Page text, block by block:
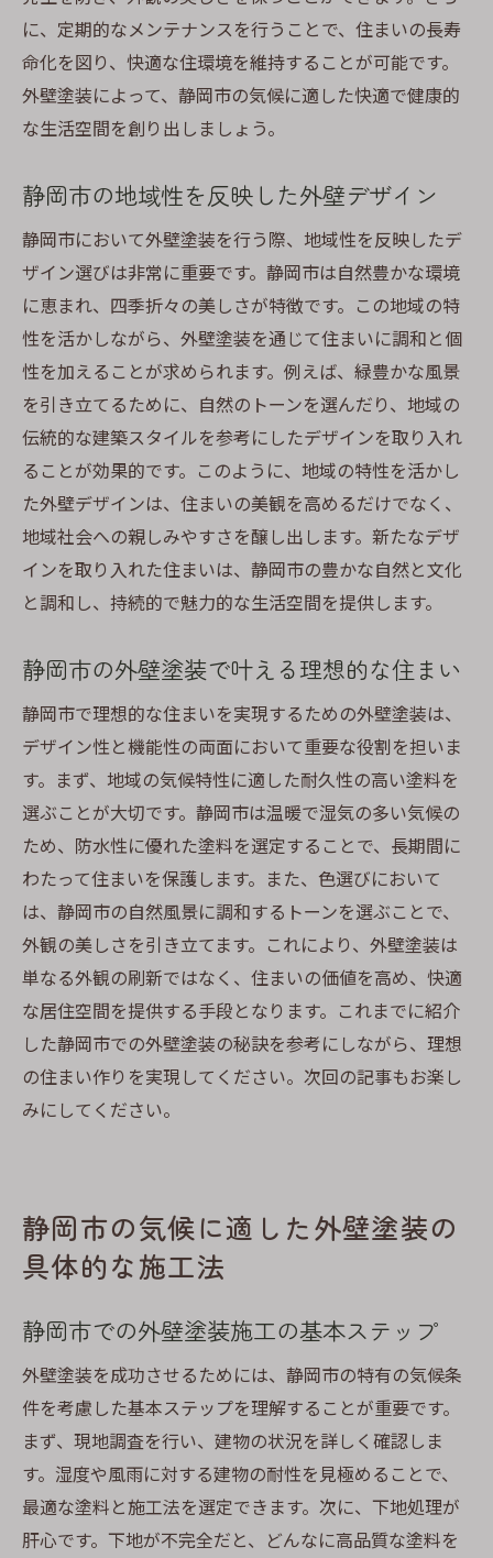
に、定期的なメンテナンスを行うことで、住まいの長寿
命化を図り、快適な住環境を維持することが可能です。
外壁塗装によって、静岡市の気候に適した快適で健康的
な生活空間を創り出しましょう。
静岡市の地域性を反映した外壁デザイン
静岡市において外壁塗装を行う際、地域性を反映したデ
ザイン選びは非常に重要です。静岡市は自然豊かな環境
に恵まれ、四季折々の美しさが特徴です。この地域の特
性を活かしながら、外壁塗装を通じて住まいに調和と個
性を加えることが求められます。例えば、緑豊かな風景
を引き立てるために、自然のトーンを選んだり、地域の
伝統的な建築スタイルを参考にしたデザインを取り入れ
ることが効果的です。このように、地域の特性を活かし
た外壁デザインは、住まいの美観を高めるだけでなく、
地域社会への親しみやすさを醸し出します。新たなデザ
インを取り入れた住まいは、静岡市の豊かな自然と文化
と調和し、持続的で魅力的な生活空間を提供します。
静岡市の外壁塗装で叶える理想的な住まい
静岡市で理想的な住まいを実現するための外壁塗装は、
デザイン性と機能性の両面において重要な役割を担いま
す。まず、地域の気候特性に適した耐久性の高い塗料を
選ぶことが大切です。静岡市は温暖で湿気の多い気候の
ため、防水性に優れた塗料を選定することで、長期間に
わたって住まいを保護します。また、色選びにおいて
は、静岡市の自然風景に調和するトーンを選ぶことで、
外観の美しさを引き立てます。これにより、外壁塗装は
単なる外観の刷新ではなく、住まいの価値を高め、快適
な居住空間を提供する手段となります。これまでに紹介
した静岡市での外壁塗装の秘訣を参考にしながら、理想
の住まい作りを実現してください。次回の記事もお楽し
みにしてください。
静岡市の気候に適した外壁塗装の
具体的な施工法
静岡市での外壁塗装施工の基本ステップ
外壁塗装を成功させるためには、静岡市の特有の気候条
件を考慮した基本ステップを理解することが重要です。
まず、現地調査を行い、建物の状況を詳しく確認しま
す。湿度や風雨に対する建物の耐性を見極めることで、
最適な塗料と施工法を選定できます。次に、下地処理が
肝心です。下地が不完全だと、どんなに高品質な塗料を